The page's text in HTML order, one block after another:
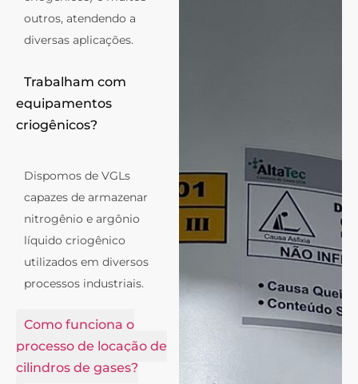
outros, atendendo a
diversas aplicações.
Trabalham com
equipamentos
criogênicos?
Dispomos de VGLs
capazes de armazenar
nitrogênio e argônio
líquido criogênico
utilizados em diversos
processos industriais.
Como funciona o
processo de locação de
cilindros de gases?